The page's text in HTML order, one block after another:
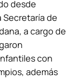
desde
Secretaría de
a cargo de
con
además